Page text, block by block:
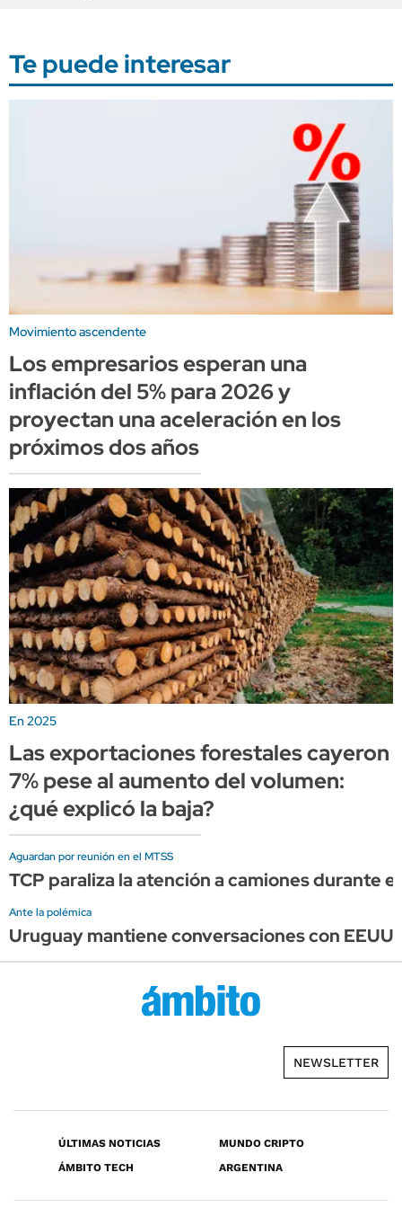
Te puede interesar
Movimiento ascendente
Los empresarios esperan una
inflación del 5% para 2026 y
proyectan una aceleración en los
próximos dos años
En 2025
Las exportaciones forestales cayeron
7% pese al aumento del volumen:
¿qué explicó la baja?
Aguardan por reunión en el MTSS
TCP paraliza la atención a camiones durante
Ante la polémica
Uruguay mantiene conversaciones con
NEWSLETTER
ÚLTIMAS NOTICIAS
MUNDO CRIPTO
ÁMBITO TECH
ARGENTINA